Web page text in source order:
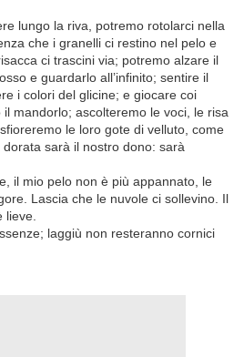
lungo la riva, potremo rotolarci nella
che i granelli ci restino nel pelo e
ci trascini via; potremo alzare il
e guardarlo all’infinito; sentire il
i colori del glicine; e giocare coi
mandorlo; ascolteremo le voci, le risa
le loro gote di velluto, come
sarà il nostro dono: sarà
il mio pelo non è più appannato, le
Lascia che le nuvole ci sollevino. Il
lieve.
laggiù non resteranno cornici